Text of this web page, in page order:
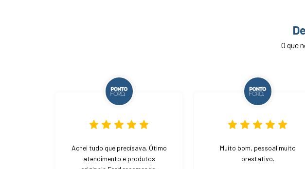
O que
Achei tudo que precisava. Ótimo
atendimento e produtos
Muito bom, pessoal muito
prestativo.